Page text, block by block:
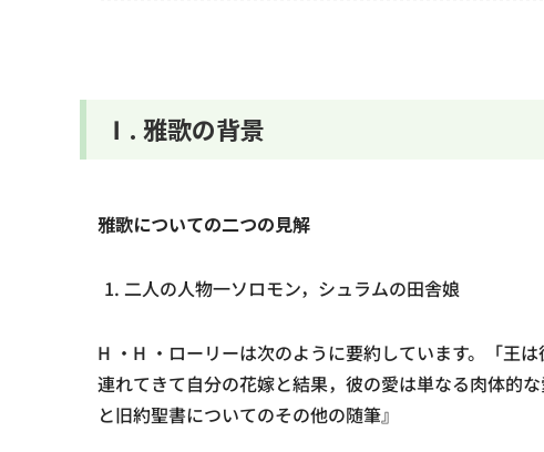
Ⅰ. 雅歌の背景
雅歌についての二つの見解
二人の人物一ソロモン，シュラムの田舎娘
H ・H ・ローリーは次のように要約しています。「王
連れてきて自分の花嫁と結果，彼の愛は単なる肉体的
と旧約聖書についてのその他の随筆』